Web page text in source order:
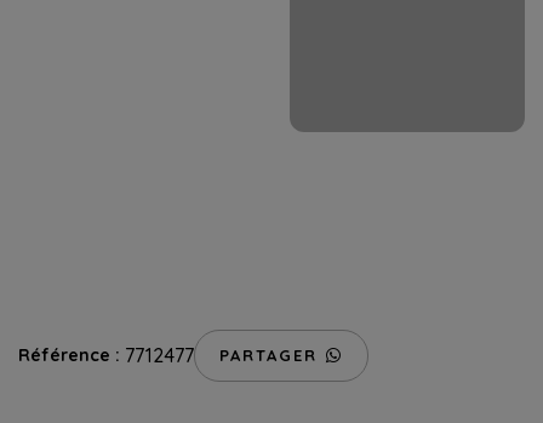
Référence : 7712477 PARTAGER